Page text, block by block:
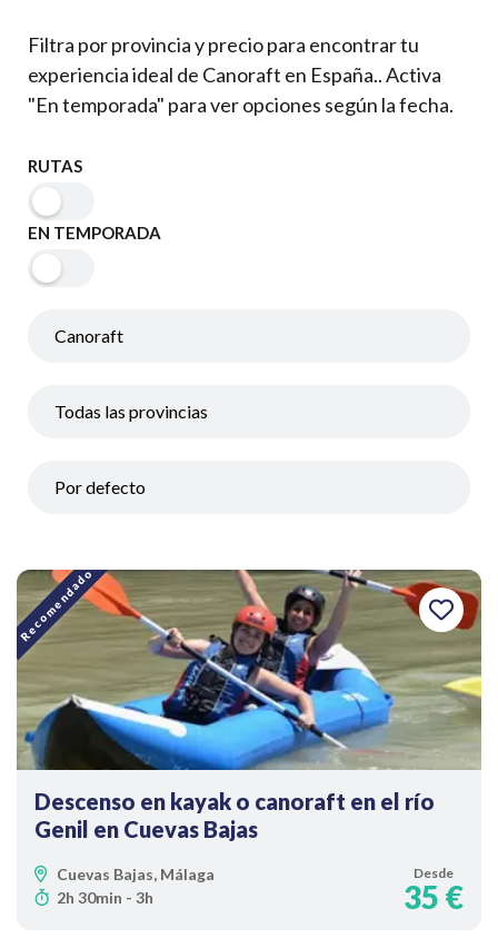
Filtra por provincia y precio para encontrar tu
experiencia ideal de Canoraft en España.. Activa
"En temporada" para ver opciones según la fecha.
RUTAS
EN TEMPORADA
Recomendado
Descenso en kayak o canoraft en el río
Genil en Cuevas Bajas
Cuevas Bajas, Málaga
2h 30min - 3h
Desde
35 €